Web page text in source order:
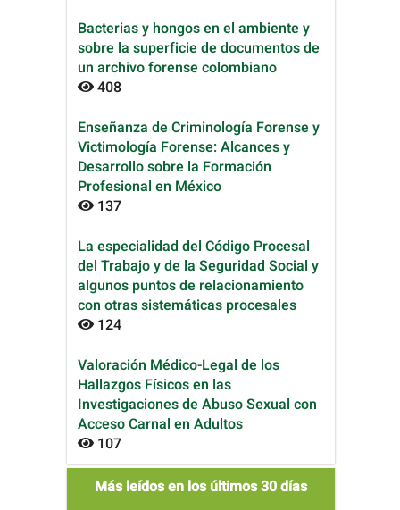
Bacterias y hongos en el ambiente y
sobre la superficie de documentos de
un archivo forense colombiano
408
Enseñanza de Criminología Forense y
Victimología Forense: Alcances y
Desarrollo sobre la Formación
Profesional en México
137
La especialidad del Código Procesal
del Trabajo y de la Seguridad Social y
algunos puntos de relacionamiento
con otras sistemáticas procesales
124
Valoración Médico-Legal de los
Hallazgos Físicos en las
Investigaciones de Abuso Sexual con
Acceso Carnal en Adultos
107
mas_leidos
Más leídos en los últimos 30 días